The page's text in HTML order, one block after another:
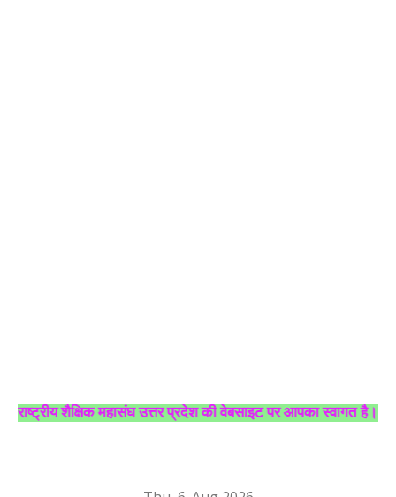
शैक्षिक महासंघ उत्तर प्रदेश की वेबसाइट पर आपका स्वागत है।